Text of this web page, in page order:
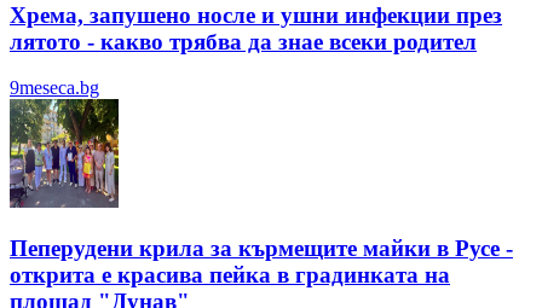
Хрема, запушено носле и ушни инфекции през
лятотo - какво трябва да знае всеки родител
9meseca.bg
Пеперудени крила за кърмещите майки в Русе -
открита е красива пейка в градинката на
площад "Дунав"